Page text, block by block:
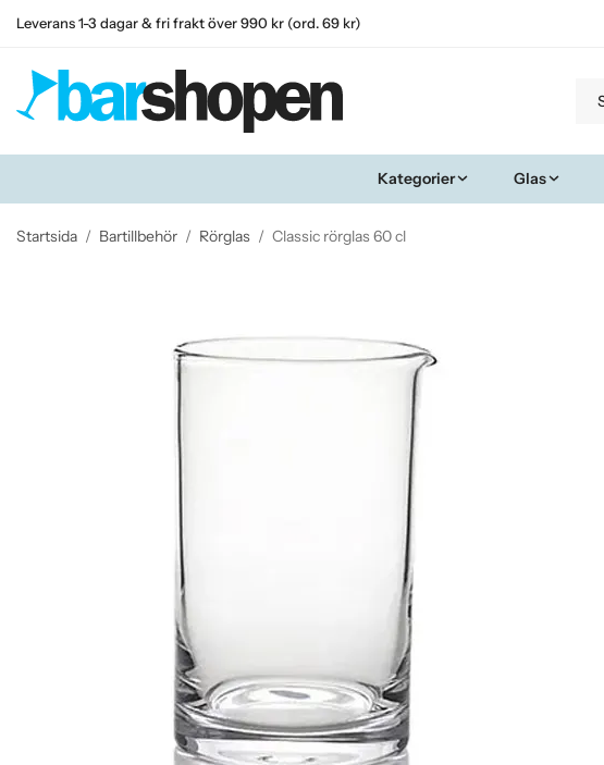
Leverans 1-3 dagar & fri frakt över 990 kr (ord. 69 kr)
Kategorier Glas
Startsida / Bartillbehör / Rörglas / Classic rörglas 60 cl